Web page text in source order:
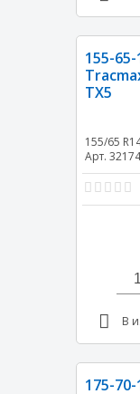
155-65-
TX5
155/65
Арт. 32174
1
В
175-